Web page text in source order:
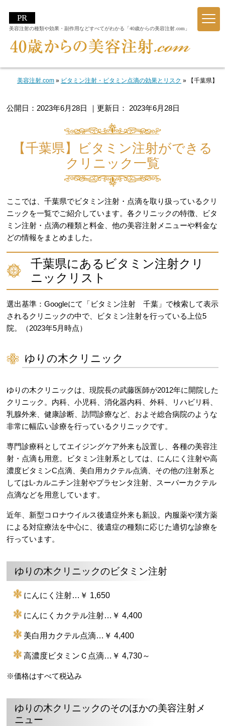
美容注射の種類や効果・副作用などすべてがわかる「40歳からの美容注射.com」
美容注射.com» ビタミン注射・ビタミン点滴の効果とリスク » 【千葉県】
公開日： 2023年6月28日 ｜更新日： 2023年6月28日
【千葉県】ビタミン注射ができる
クリニック一覧
ここでは、千葉県でビタミン注射・点滴を取り扱っているクリ
ニックを一覧でご紹介しています。各クリニックの特徴、ビタ
ミン注射・点滴の種類と料金、他の美容注射メニューや料金な
どの情報をまとめました。
千葉県にあるビタミン注射クリ
ニックリスト
選出基準：Googleにて「ビタミン注射 千葉」で検索して表示
されるクリニックの中で、ビタミン注射を行っている上位5
院。（2023年5月時点）
ゆりの木クリニック
ゆりの木クリニックは、現院長の武藤医師が2012年に開院した
クリニック。内科、小児科、消化器内科、外科、リハビリ科、
乳腺外来、健康診断、訪問診療など、およそ総合病院のような
非常に幅広い診療を行っているクリニックです。
専門診療科としてエイジングケア外来も設置し、各種の美容注
射・点滴も用意。ビタミン注射系としては、にんにく注射や高
濃度ビタミンC点滴、美白用カクテル点滴、その他の注射系と
してはL-カルニチン注射やプラセンタ注射、スーパーカクテル
点滴などを用意しています。
近年、新型コロナウイルス後遺症外来も新設。内服薬や漢方薬
による対症療法を中心に、後遺症の種類に応じた適切な診療を
行っています。
ゆりの木クリニックのビタミン注射
にんにく注射…￥ 1,650
にんにくカクテル注射…￥ 4,400
美白用カクテル点滴…￥ 4,400
高濃度ビタミンＣ点滴…￥ 4,730～
※価格はすべて税込み
ゆりの木クリニックのそのほかの美容注射メ
ニュー